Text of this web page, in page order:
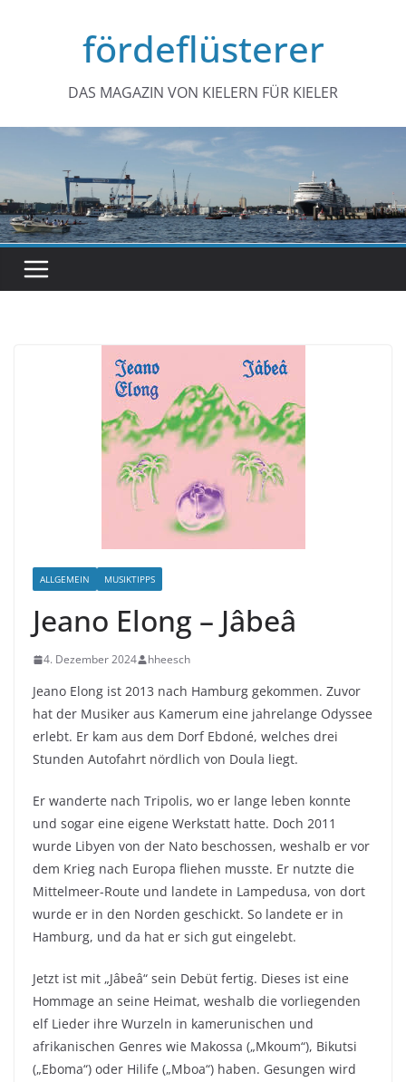
fördeflüsterer
DAS MAGAZIN VON KIELERN FÜR KIELER
ALLGEMEIN MUSIKTIPPS
Jeano Elong – J​â​beâ
4. Dezember 2024 hheesch
Jeano Elong ist 2013 nach Hamburg gekommen. Zuvor
hat der Musiker aus Kamerum eine jahrelange Odyssee
erlebt. Er kam aus dem Dorf Ebdoné, welches drei
Stunden Autofahrt nördlich von Doula liegt.
Er wanderte nach Tripolis, wo er lange leben konnte
und sogar eine eigene Werkstatt hatte. Doch 2011
wurde Libyen von der Nato beschossen, weshalb er vor
dem Krieg nach Europa fliehen musste. Er nutzte die
Mittelmeer-Route und landete in Lampedusa, von dort
wurde er in den Norden geschickt. So landete er in
Hamburg, und da hat er sich gut eingelebt.
Jetzt ist mit „J​â​beâ“ sein Debüt fertig. Dieses ist eine
Hommage an seine Heimat, weshalb die vorliegenden
elf Lieder ihre Wurzeln in kamerunischen und
afrikanischen Genres wie Makossa („Mkoum“), Bikutsi
(„Eboma“) oder Hilife („Mboa“) haben. Gesungen wird